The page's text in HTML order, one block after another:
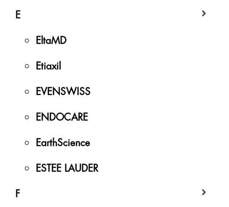
E
EltaMD
Etiaxil
EVENSWISS
ENDOCARE
EarthScience
ESTEE LAUDER
F